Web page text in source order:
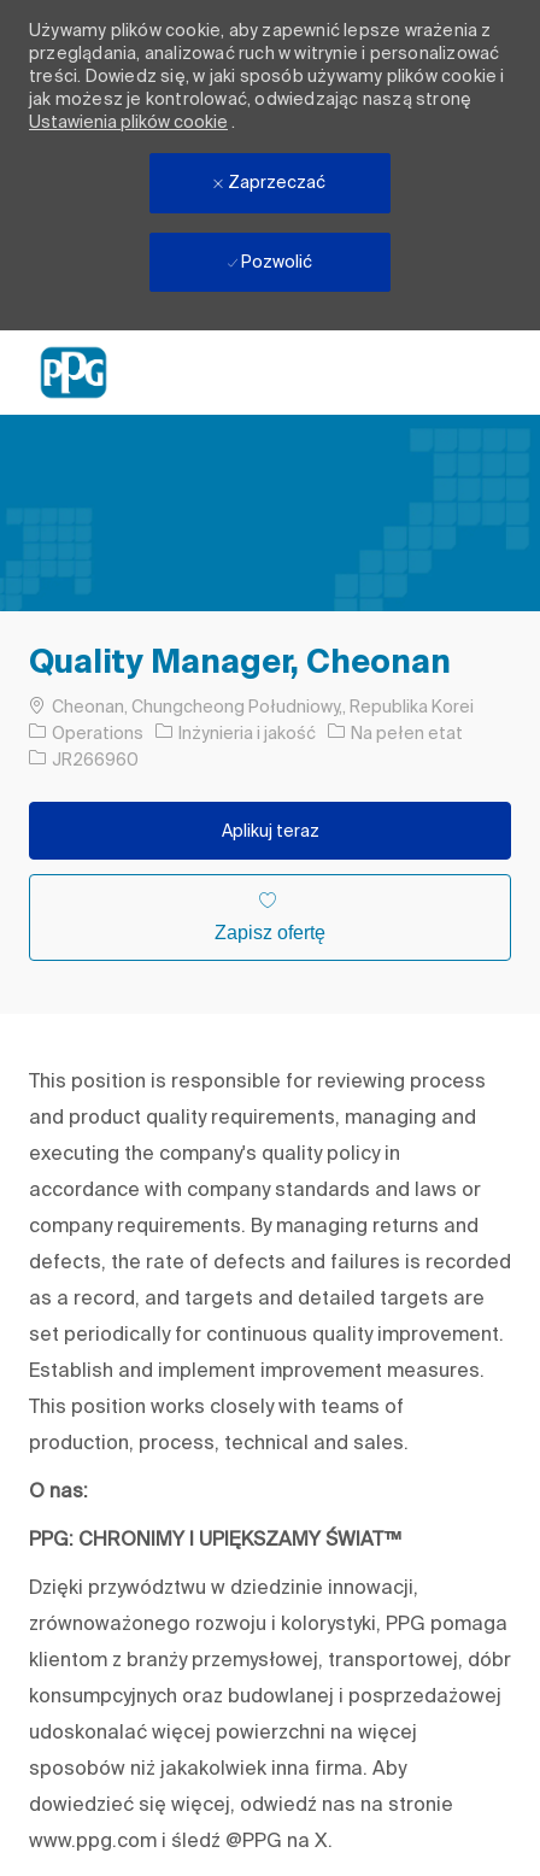
Używamy plików cookie, aby zapewnić lepsze wrażenia z
przeglądania, analizować ruch w witrynie i personalizować
treści. Dowiedz się, w jaki sposób używamy plików cookie i
jak możesz je kontrolować, odwiedzając naszą stronę
Ustawienia plików cookie .
Zaprzeczać
Pozwolić
Quality Manager, Cheonan
Lokalizacja
Cheonan, Chungcheong Południowy,, Republika Korei
Operations
Kategoria
Inżynieria i jakość Rodzaj pracy
Na pełen etat
Identyfikator zadania
JR266960
Aplikuj teraz
Zapisz ofertę
This position is responsible for reviewing process
and product quality requirements, managing and
executing the company's quality policy in
accordance with company standards and laws or
company requirements. By managing returns and
defects, the rate of defects and failures is recorded
as a record, and targets and detailed targets are
set periodically for continuous quality improvement.
Establish and implement improvement measures.
This position works closely with teams of
production, process, technical and sales.
O nas:
PPG: CHRONIMY I UPIĘKSZAMY ŚWIAT™
Dzięki przywództwu w dziedzinie innowacji,
zrównoważonego rozwoju i kolorystyki, PPG pomaga
klientom z branży przemysłowej, transportowej, dóbr
konsumpcyjnych oraz budowlanej i posprzedażowej
udoskonalać więcej powierzchni na więcej
sposobów niż jakakolwiek inna firma. Aby
dowiedzieć się więcej, odwiedź nas na stronie
www.ppg.com i śledź @PPG na X.